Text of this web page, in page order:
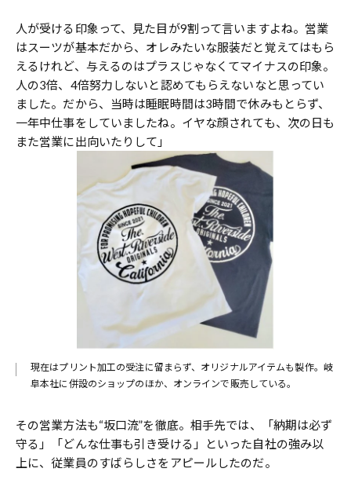
人が受ける印象って、見た目が9割って言いますよね。営業
はスーツが基本だから、オレみたいな服装だと覚えてはもら
えるけれど、与えるのはプラスじゃなくてマイナスの印象。
人の3倍、4倍努力しないと認めてもらえないなと思ってい
ました。だから、当時は睡眠時間は3時間で休みもとらず、
一年中仕事をしていましたね。イヤな顔されても、次の日も
また営業に出向いたりして」
現在はプリント加工の受注に留まらず、オリジナルアイテムも製作。岐
阜本社に併設のショップのほか、オンラインで販売している。
その営業方法も“坂口流”を徹底。相手先では、「納期は必ず
守る」「どんな仕事も引き受ける」といった自社の強み以
上に、従業員のすばらしさをアピールしたのだ。